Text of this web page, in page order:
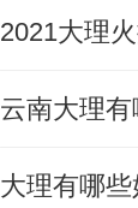
2021大理
云南大理
大理有哪